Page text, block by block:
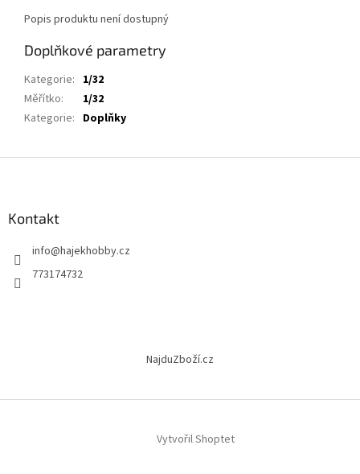
Popis produktu není dostupný
Doplňkové parametry
Kategorie: 1/32
Měřítko:
1/32
Kategorie: Doplňky
Kontakt
info@hajekhobby.cz
773174732
NajduZboží.cz
Vytvořil Shoptet